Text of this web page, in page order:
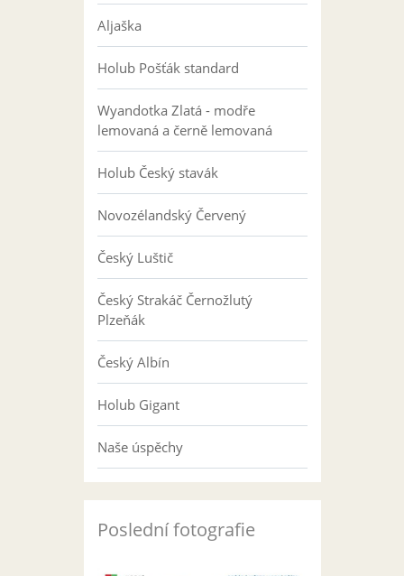
Aljaška
Holub Pošťák standard
Wyandotka Zlatá - modře
lemovaná a černě lemovaná
Holub Český stavák
Novozélandský Červený
Český Luštič
Český Strakáč Černožlutý
Plzeňák
Český Albín
Holub Gigant
Naše úspěchy
Poslední fotografie